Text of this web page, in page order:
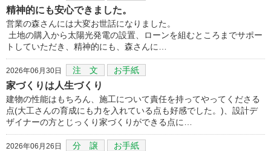
精神的にも安心できました。
営業の森さんには大変お世話になりました。
土地の購入から太陽光発電の設置、ローンを組むところまでサポー
トしていただき、精神的にも、森さんに…
2026年06月30日 注 文 お手紙
家づくりは人生づくり
建物の性能はもちろん、施工について責任を持ってやってくださる
点(大工さんの育成にも力を入れている点も好感でした。)、設計デ
ザイナーの方とじっくり家づくりができる点に…
2026年06月26日 分 譲 お手紙